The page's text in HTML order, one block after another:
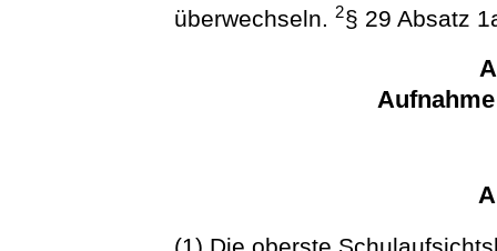
überwechseln.2§ 29 Absatz